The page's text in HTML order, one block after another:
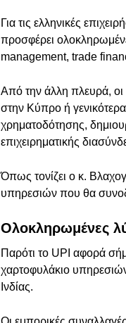
Για τις ελληνικές
προσφέρει
management, trade
Από την άλλη πλευρά, οι
στην Κύπρο ή
χρηματοδότησης,
επιχειρηματικής
Όπως τονίζει ο κ.
υπηρεσιών που θα
Ολοκληρωμένες
Παρότι το UPI αφορά
χαρτοφυλάκιο
Ινδίας.